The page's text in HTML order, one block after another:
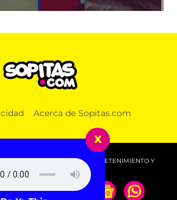
Acerca de Sopitas.com
NOTICIAS, DEPORTES, ENTRETENIMIENTO Y
x